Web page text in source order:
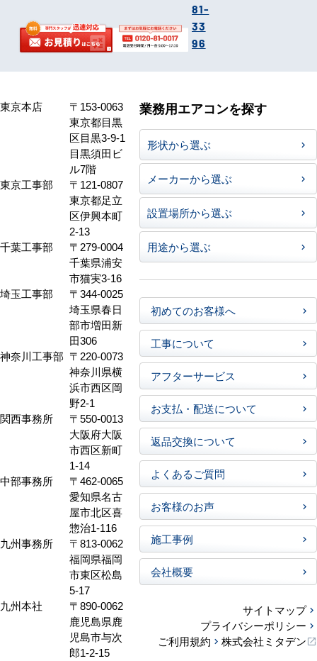
81-
33
96
東京本店
〒153-0063
東京都目黒
区目黒3-9-1
目黒須田ビ
ル7階
東京工事部
〒121-0807
東京都足立
区伊興本町
2-13
千葉工事部
〒279-0004
千葉県浦安
市猫実3-16
埼玉工事部
〒344-0025
埼玉県春日
部市増田新
田306
神奈川工事部 〒220-0073
神奈川県横
浜市西区岡
野2-1
関西事務所
〒550-0013
大阪府大阪
市西区新町
1-14
中部事務所
〒462-0065
愛知県名古
屋市北区喜
惣治1-116
九州事務所
〒813-0062
福岡県福岡
市東区松島
5-17
九州本社
〒890-0062
鹿児島県鹿
児島市与次
郎1-2-15
業務用エアコンを探す
形状から選ぶ
メーカーから選ぶ
設置場所から選ぶ
用途から選ぶ
初めてのお客様へ
工事について
アフターサービス
お支払・配送について
返品交換について
よくあるご質問
お客様のお声
施工事例
会社概要
サイトマップ
プライバシーポリシー
ご利用規約
株式会社ミタデン